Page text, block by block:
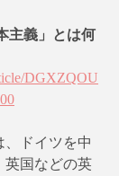
主義」とは何
DGXZQOU
、ドイツを中
英国などの英